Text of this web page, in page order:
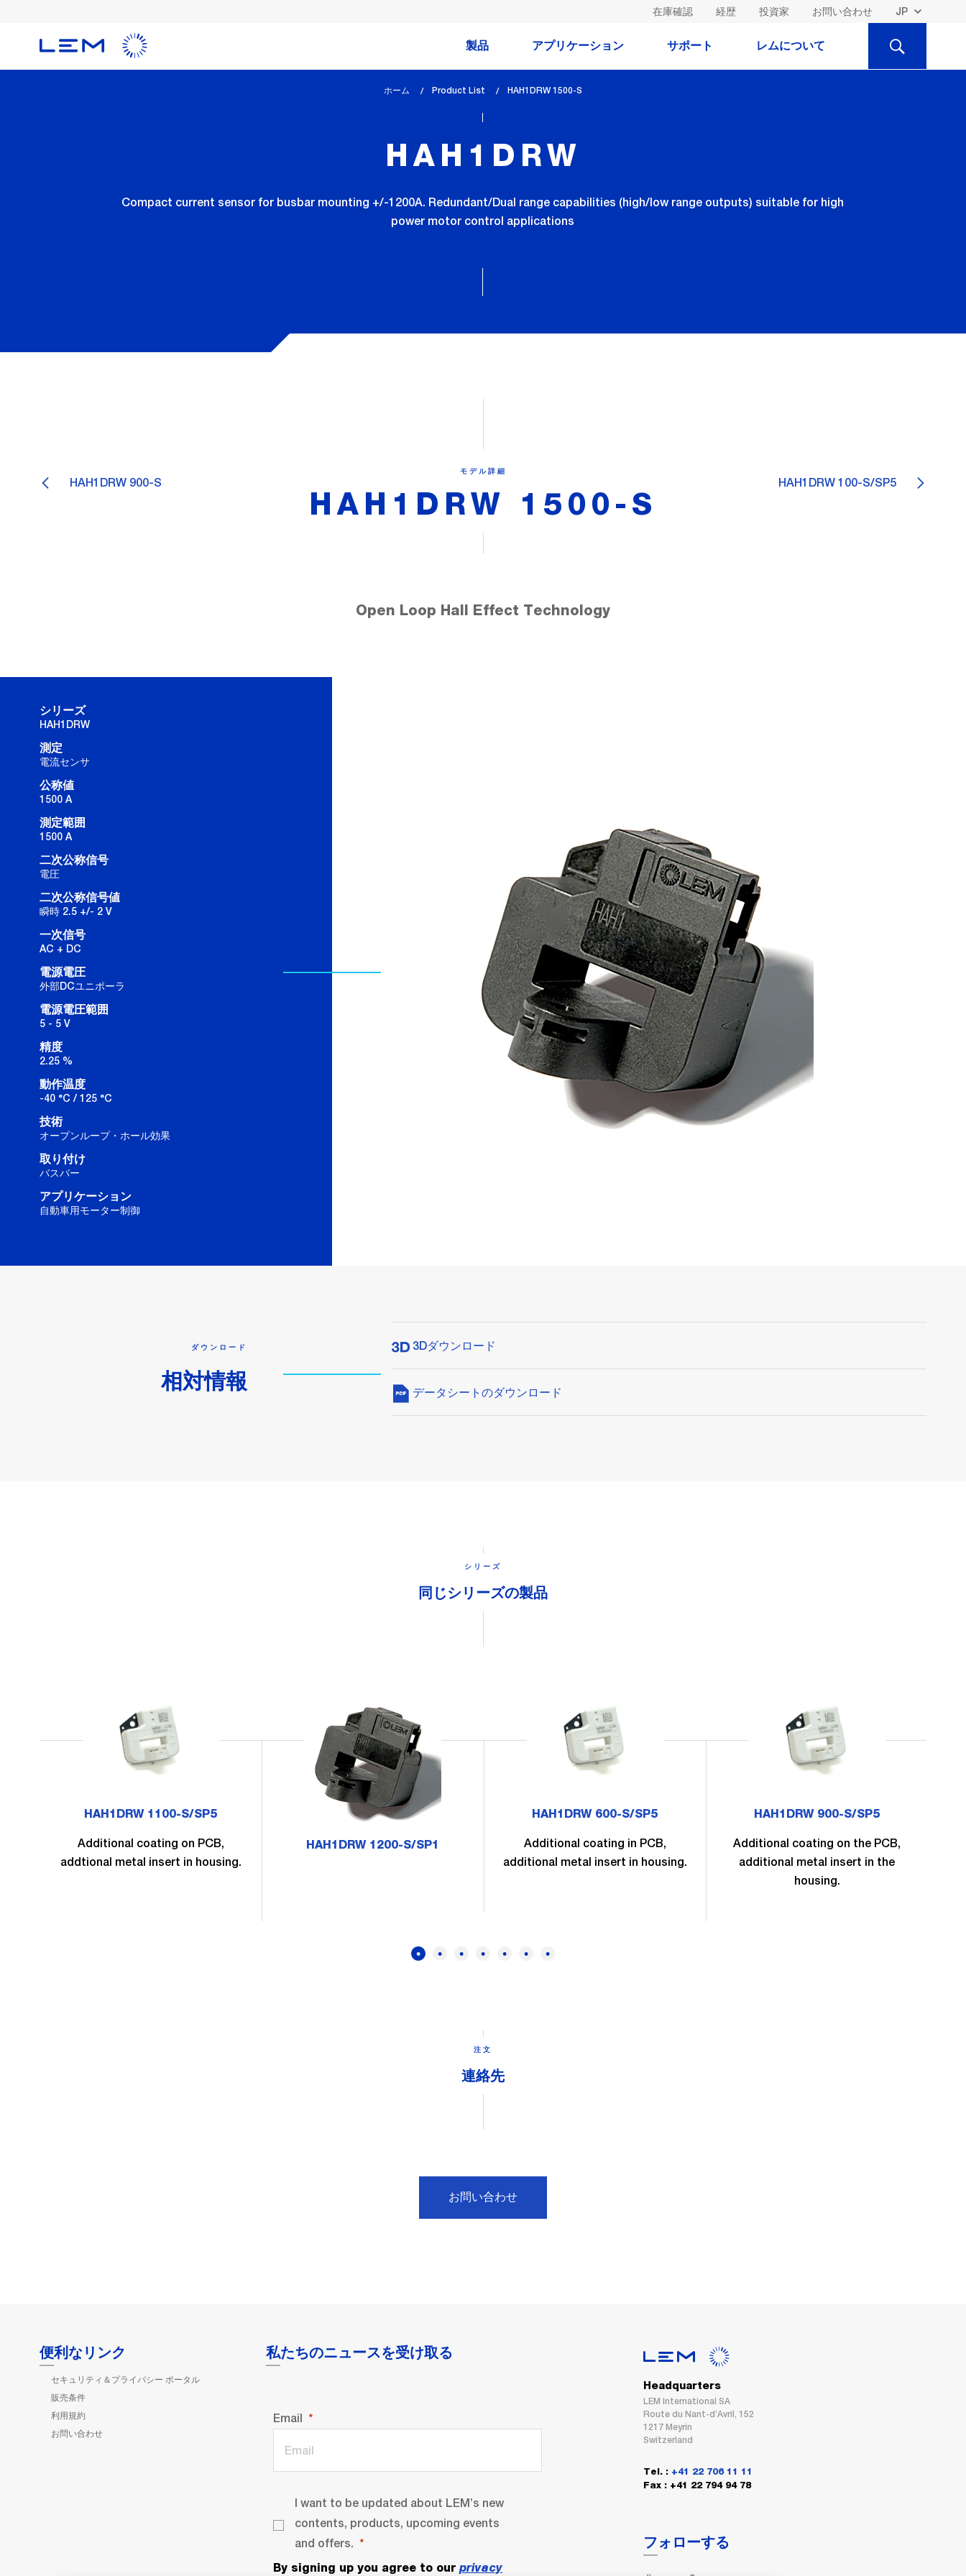
在庫確認 経歴 投資家 お問い合わせ
製品 アプリケーション サポート レムについて
検
ホーム Product List
lem_current_page
HAH1DRW 1500-S
HAH1DRW
Compact current sensor for busbar mounting +/-1200A. Redundant/Dual range capabilities (high/low range outputs) suitable for high
power motor control applications
HAH1DRW 900-S HAH1DRW 100-S/SP5
モデル詳細
HAH1DRW 1500-S
Open Loop Hall Effect Technology
シリーズ
HAH1DRW
測定
電流センサ
公称値
1500 A
測定範囲
1500 A
二次公称信号
電圧
二次公称信号値
瞬時 2.5 +/- 2 V
一次信号
AC + DC
電源電圧
外部DCユニポーラ
電源電圧範囲
5 - 5 V
精度
2.25 %
動作温度
-40 °C / 125 °C
技術
オープンループ・ホール効果
取り付け
バスバー
アプリケーション
自動車用モーター制御
ダウンロード
相対情報
3Dダウンロード
データシートのダウンロード
シリーズ
同じシリーズの製品
HAH1DRW 1100-S/SP5
Additional coating on PCB,
addtional metal insert in housing.
HAH1DRW 1200-S/SP1
HAH1DRW 600-S/SP5
Additional coating in PCB,
additional metal insert in housing.
HAH1DRW 900-S/SP5
Additional coating on the PCB,
additional metal insert in the
housing.
注文
連絡先
お問い合わせ
便利なリンク
セキュリティ＆プライバシー ポータル
販売条件
利用規約
お問い合わせ
私たちのニュースを受け取る
Email
I want to be updated about LEM’s new
contents, products, upcoming events
and offers.
By signing up you agree to our privacy
Headquarters
LEM International SA
Route du Nant-d’Avril, 152
1217 Meyrin
Switzerland
Tel. : +41 22 706 11 11
Fax : +41 22 794 94 78
フォローする